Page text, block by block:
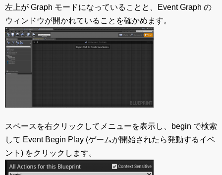
左上が Graph モードになっていることと、Event Graph の
ウィンドウが開かれていることを確かめます。
スペースを右クリックしてメニューを表示し、begin で検索
して Event Begin Play (ゲームが開始されたら発動するイベ
ント) をクリックします。